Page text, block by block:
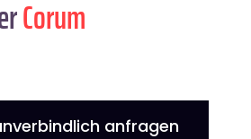
Corum
anfragen